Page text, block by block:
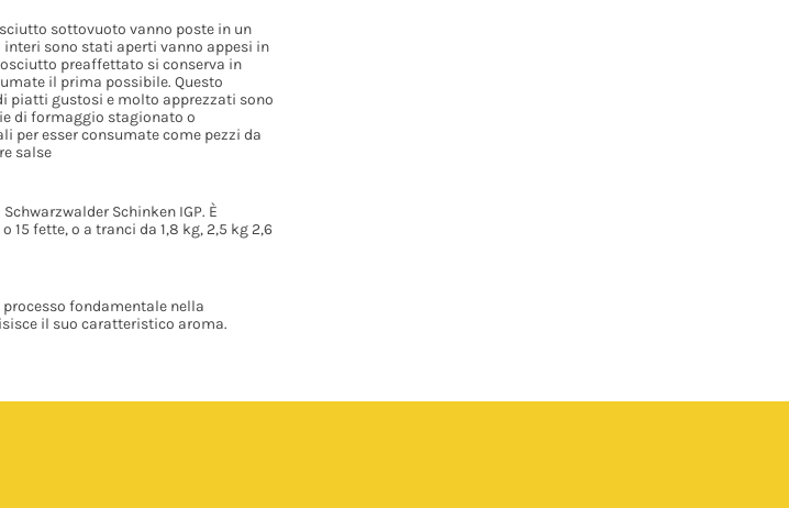
sottovuoto vanno poste in un
interi sono stati aperti vanno appesi in
preaffettato si conserva in
il prima possibile. Questo
piatti gustosi e molto apprezzati sono
di formaggio stagionato o
per esser consumate come pezzi da
salse
Schinken IGP. È
fette, o a tranci da 1,8 kg, 2,5 kg 2,6
fondamentale nella
il suo caratteristico aroma.